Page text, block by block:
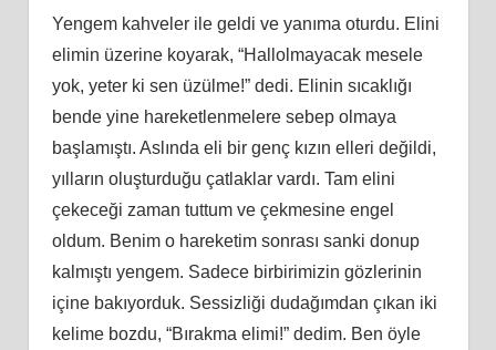
Yengem kahveler ile geldi ve yanıma oturdu. Elini
elimin üzerine koyarak, “Hallolmayacak mesele
yok, yeter ki sen üzülme!” dedi. Elinin sıcaklığı
bende yine hareketlenmelere sebep olmaya
başlamıştı. Aslında eli bir genç kızın elleri değildi,
yılların oluşturduğu çatlaklar vardı. Tam elini
çekeceği zaman tuttum ve çekmesine engel
oldum. Benim o hareketim sonrası sanki donup
kalmıştı yengem. Sadece birbirimizin gözlerinin
içine bakıyorduk. Sessizliği dudağımdan çıkan iki
kelime bozdu, “Bırakma elimi!” dedim. Ben öyle